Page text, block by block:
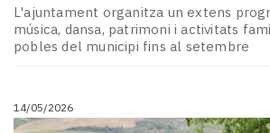
L'ajuntament organitza un extens
música, dansa, patrimoni i activitats
pobles del municipi fins al setembre
14/05/2026